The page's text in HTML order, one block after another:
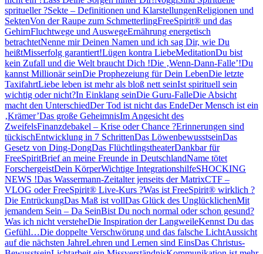
spritueller ?Sekte – Definitionen und KlarstellungenReligionen und
SektenVon der Raupe zum SchmetterlingFreeSpirit® und das
GehirnFluchtwege und AuswegeErnährung energetisch
betrachtetNenne mir Deinen Namen und ich sag Dir, wie Du
heißtMisserfolg garantiert!Lügen kontra LiebeMeditationDu bist
kein Zufall und die Welt braucht Dich !Die ‚Wenn-Dann-Falle’!Du
kannst Millionär seinDie Prophezeiung für Dein LebenDie letzte
TaxifahrtLiebe leben ist mehr als bloß nett seinIst spirituell sein
wichtig oder nicht?In Einklang seinDie Guru-FalleDie Absicht
macht den UnterschiedDer Tod ist nicht das EndeDer Mensch ist ein
‚Krämer’Das große GeheimnisIm Angesicht des
ZweifelsFinanzdebakel – Krise oder Chance ?Erinnerungen sind
tückischEntwicklung in 7 SchrittenDas LöwenbewusstseinDas
Gesetz von Ding-DongDas FlüchtlingstheaterDankbar für
FreeSpiritBrief an meine Freunde in DeutschlandName tötet
ForschergeistDein KörperWichtige IntegrationshilfeSHOCKING
NEWS !Das Wassermann-Zeitalter jenseits der MatrixCTF –
VLOG oder FreeSpirit® Live-Kurs ?Was ist FreeSpirit® wirklich ?
Die EntrückungDas Maß ist vollDas Glück des UnglücklichenMit
jemandem Sein – Da SeinBist Du noch normal oder schon gesund?
Was ich nicht versteheDie Inspiration der LangweileKennst Du das
Gefühl…Die doppelte Verschwörung und das falsche LichtAussicht
auf die nächsten JahreLehren und Lernen sind EinsDas Christus-